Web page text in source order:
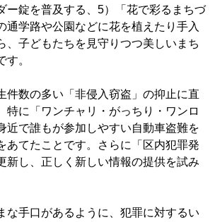
ー錠を普及する、5）「花で彩るまちづ
通学路や公園などに花を植えたり手入
、子どもたちを見守りつつ美しいまち
。
数の多い「非侵入窃盗」の抑止に直
特に「ワンチャリ・がっちり・ワンロ
近で誰もが参加しやすい自動車盗難を
あてたことです。さらに「区内犯罪発
新し、正しく新しい情報の提供を試み
手口があるように、犯罪に対するい